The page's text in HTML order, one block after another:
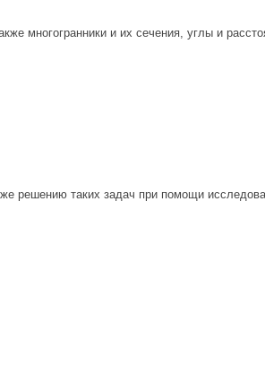
многогранники и их сечения, углы и
решению таких задач при помощи